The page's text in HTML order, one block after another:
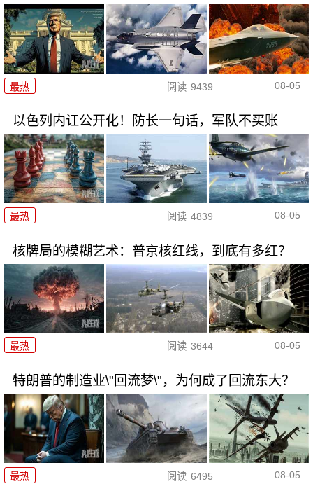
最热 阅读 9439 08-05
以色列内讧公开化！防长一句话，军队不买账
最热 阅读 4839 08-05
核牌局的模糊艺术：普京核红线，到底有多红？
最热 阅读 3644 08-05
特朗普的制造业\"回流梦\"，为何成了回流东大？
最热 阅读 6495 08-05